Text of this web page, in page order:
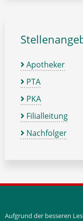
Apotheker
PTA
PKA
Filialleitung
Nachfolger
Aufgrund der besseren